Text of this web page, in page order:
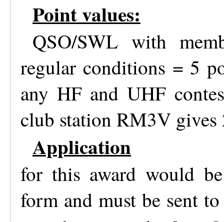
Point values:
QSO/SWL with
regular conditions = 5
any HF and UHF
club station RM3V gives
Application
for this award would
form and must be sent